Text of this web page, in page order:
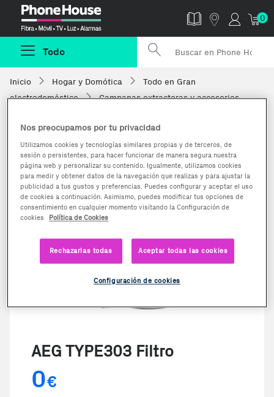
0
Todo
Inicio Hogar y Domótica
Todo en Gran
electrodoméstico
Campanas extractoras y accesorios
AEG TYPE303 Filtro
0€
Nos preocupamos por tu privacidad
Utilizamos cookies y tecnologías similares propias y de terceros, de
sesión o persistentes, para hacer funcionar de manera segura nuestra
página web y personalizar su contenido. Igualmente, utilizamos cookies
para medir y obtener datos de la navegación que realizas y para ajustar la
publicidad a tus gustos y preferencias. Puedes configurar y aceptar el uso
de cookies a continuación. Asimismo, puedes modificar tus opciones de
consentimiento en cualquier momento visitando la Configuración de
cookies
Política de Cookies
Rechazarlas todas Aceptar todas las cookies
Configuración de cookies